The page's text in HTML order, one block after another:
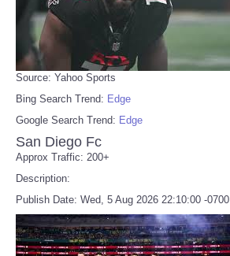
Source: Yahoo Sports
Bing Search Trend: Edge
Google Search Trend: Edge
San Diego Fc
Approx Traffic: 200+
Description:
Publish Date: Wed, 5 Aug 2026 22:10:00 -0700